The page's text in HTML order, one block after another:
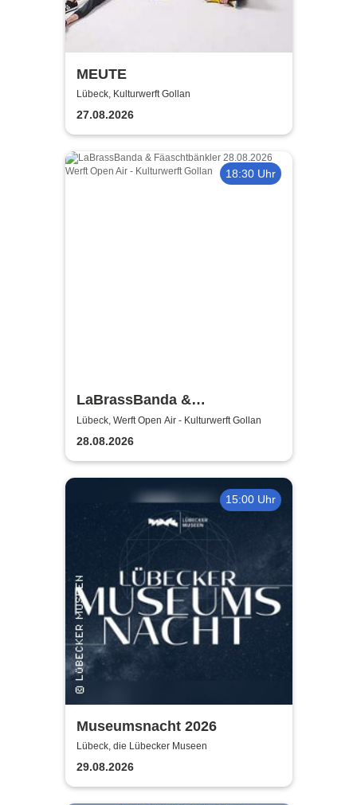
MEUTE
Lübeck, Kulturwerft Gollan
27.08.2026
18:30 Uhr
LaBrassBanda &
Fäaschtbänkler
Lübeck, Werft Open Air - Kulturwerft Gollan
28.08.2026
15:00 Uhr
Museumsnacht 2026
Lübeck, die Lübecker Museen
29.08.2026